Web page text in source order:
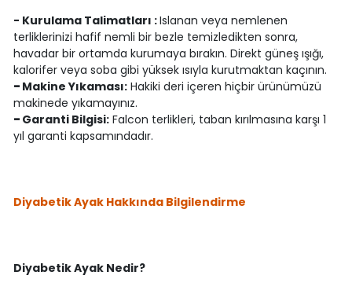
- Kurulama Talimatları :Islanan veya nemlenen
terliklerinizi hafif nemli bir bezle temizledikten sonra,
havadar bir ortamda kurumaya bırakın. Direkt güneş ışığı,
kalorifer veya soba gibi yüksek ısıyla kurutmaktan kaçının.
- Makine Yıkaması:Hakiki deri içeren hiçbir ürünümüzü
makinede yıkamayınız.
- Garanti Bilgisi:Falcon terlikleri, taban kırılmasına karşı 1
yıl garanti kapsamındadır.
Diyabetik Ayak Hakkında Bilgilendirme
Diyabetik Ayak Nedir?